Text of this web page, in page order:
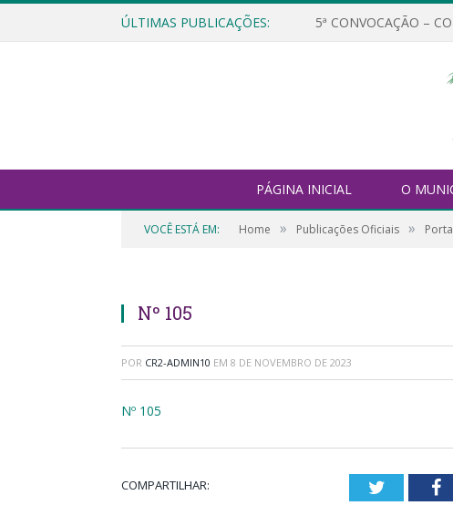
ÚLTIMAS PUBLICAÇÕES: 5ª CONVOCAÇÃO –
PÁGINA INICIAL O
VOCÊ ESTÁ EM: Home » Publicações Oficiais »
Nº 105
POR CR2-ADMIN10 EM 8 DE NOVEMBRO DE 2023
Nº 105
COMPARTILHAR: Twitter